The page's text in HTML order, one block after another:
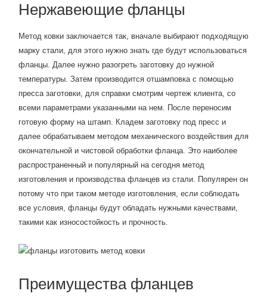
Нержавеющие фланцы
Метод ковки заключается так, вначале выбирают подходящую
марку стали, для этого нужно знать где будут использоваться
фланцы. Далее нужно разогреть заготовку до нужной
температуры. Затем производится отшамповка с помощью
пресса заготовки, для справки смотрим чертеж клиента, со
всеми параметрами указанными на нем. После переносим
готовую форму на штамп. Кладем заготовку под пресс и
далее обрабатываем методом механического воздействия для
окончательной и чистовой обработки фланца. Это наиболее
распространенный и популярный на сегодня метод
изготовления и производства фланцев из стали. Популярен он
потому что при таком методе изготовления, если соблюдать
все условия, фланцы будут обладать нужными качествами,
такими как износостойкость и прочность.
Преимущества фланцев